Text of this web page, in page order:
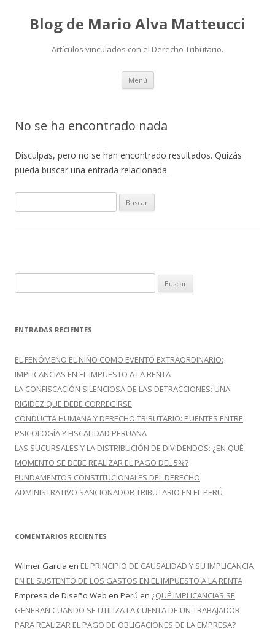
Blog de Mario Alva Matteucci
Artículos vinculados con el Derecho Tributario.
Menú Ir
contenido
No se ha encontrado nada
Disculpas, pero no se han encontrado resultados. Quizás
pueda buscar una entrada relacionada.
u
r
u
c
r
:
ENTRADAS RECIENTES
EL FENÓMENO EL NIÑO COMO EVENTO EXTRAORDINARIO:
IMPLICANCIAS EN EL IMPUESTO A LA RENTA
LA CONFISCACIÓN SILENCIOSA DE LAS DETRACCIONES: UNA
RIGIDEZ QUE DEBE CORREGIRSE
CONDUCTA HUMANA Y DERECHO TRIBUTARIO: PUENTES ENTRE
PSICOLOGÍA Y FISCALIDAD PERUANA
LAS SUCURSALES Y LA DISTRIBUCIÓN DE DIVIDENDOS: ¿EN QUÉ
MOMENTO SE DEBE REALIZAR EL PAGO DEL 5%?
FUNDAMENTOS CONSTITUCIONALES DEL DERECHO
ADMINISTRATIVO SANCIONADOR TRIBUTARIO EN EL PERÚ
COMENTARIOS RECIENTES
Wilmer García en EL PRINCIPIO DE CAUSALIDAD Y SU IMPLICANCIA
EN EL SUSTENTO DE LOS GASTOS EN EL IMPUESTO A LA RENTA
Empresa de Diseño Web en Perú en ¿QUÉ IMPLICANCIAS SE
GENERAN CUANDO SE UTILIZA LA CUENTA DE UN TRABAJADOR
PARA REALIZAR EL PAGO DE OBLIGACIONES DE LA EMPRESA?